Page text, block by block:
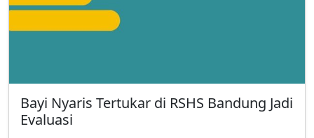
Bayi Nyaris Tertukar di RSHS Bandung Jadi
Evaluasi